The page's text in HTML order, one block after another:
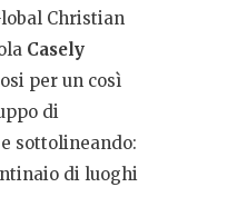
Christian
Casely
per un così
di
sottolineando:
di luoghi